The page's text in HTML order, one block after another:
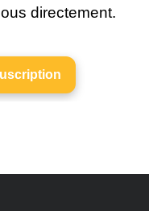
directement.